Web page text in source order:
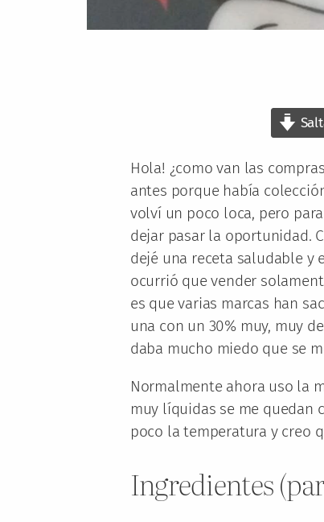
Hola! ¿como van las
antes porque había
volví un poco loca, pero
dejar pasar la oportunidad.
dejé una receta saludable y
ocurrió que vender
es que varias marcas han
una con un 30% muy, muy
daba mucho miedo que se
Normalmente ahora uso la
muy líquidas se me quedan
poco la temperatura y creo
Ingredientes